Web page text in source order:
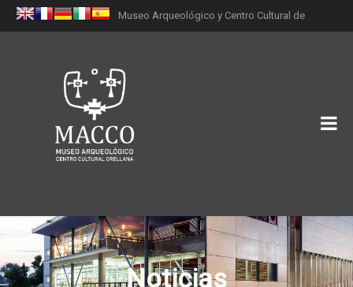
Museo Arqueológico y Centro Cultural de
Noticias